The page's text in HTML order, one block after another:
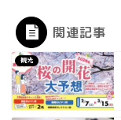
関連記事
観光